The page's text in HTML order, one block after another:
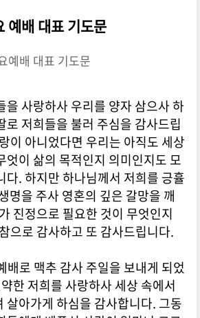
예배 대표 기도문
예배 대표 기도문
을 사랑하사 우리를 양자 삼으사 하
로 저희들을 불러 주심을 감사드립
이 아니었다면 우리는 아직도 세상
엇이 삶의 목적인지 의미인지도 모
다. 하지만 하나님께서 저희를 긍휼
명을 주사 영혼의 깊은 갈망을 깨
진정으로 필요한 것이 무엇인지
으로 감사하고 또 감사드립니다.
배로 맥추 감사 주일을 보내게 되었
한 저희를 사랑하사 세상 속에서
살아가게 하심을 감사합니다. 그동